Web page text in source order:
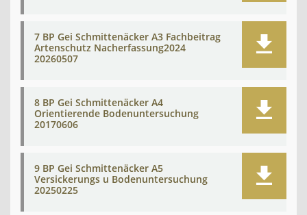
7 BP Gei Schmittenäcker A3 Fachbeitrag
Artenschutz Nacherfassung2024
20260507
8 BP Gei Schmittenäcker A4
Orientierende Bodenuntersuchung
20170606
9 BP Gei Schmittenäcker A5
Versickerungs u Bodenuntersuchung
20250225